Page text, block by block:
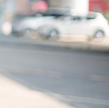
提供之「AFTEE先享後付」服務完成之
供個人資料，並將交易相關給付款項請
司。
覽以下網址：
定代理人或監護人之同意方可使用
意申辦者引起之損失，本公司不負相關責
將依據個別帳號之用戶狀況，依本公司
仍有額度不足之情形，本公司將視審查
他人資訊註冊。若發現惡意使用之情
以上)免運費